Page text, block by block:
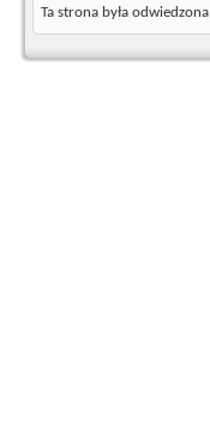
Ta strona była odwiedzona